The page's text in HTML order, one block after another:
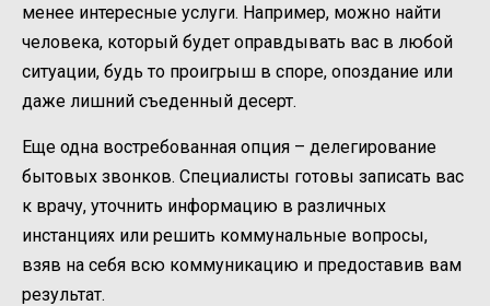
менее интересные услуги. Например, можно найти
человека, который будет оправдывать вас в любой
ситуации, будь то проигрыш в споре, опоздание или
даже лишний съеденный десерт.
Еще одна востребованная опция – делегирование
бытовых звонков. Специалисты готовы записать вас
к врачу, уточнить информацию в различных
инстанциях или решить коммунальные вопросы,
взяв на себя всю коммуникацию и предоставив вам
результат.